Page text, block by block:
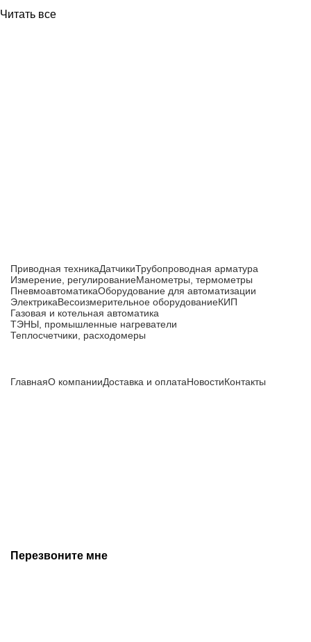
Читать все
Приводная техникаДатчикиТрубопроводная арматура
Измерение, регулированиеМанометры, термометры
ПневмоавтоматикаОборудование для автоматизации
ЭлектрикаВесоизмерительное оборудованиеКИП
Газовая и котельная автоматика
ТЭНЫ, промышленные нагреватели
Теплосчетчики, расходомеры
ГлавнаяО компанииДоставка и оплатаНовостиКонтакты
Перезвоните мне